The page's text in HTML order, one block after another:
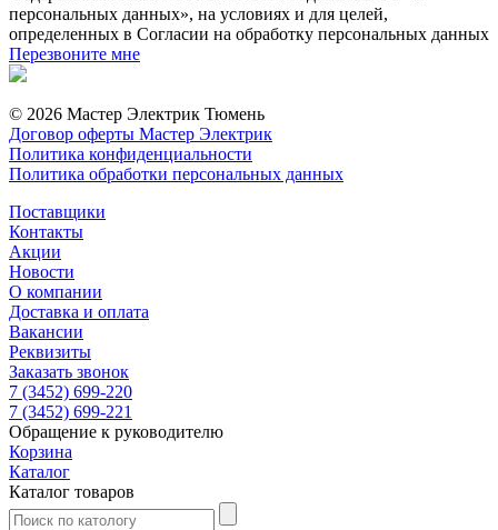
персональных данных», на условиях и для целей,
определенных в Согласии на обработку персональных данных
Перезвоните мне
© 2026 Мастер Электрик Тюмень
Договор оферты Мастер Электрик
Политика конфиденциальности
Политика обработки персональных данных
Поставщики
Контакты
Акции
Новости
О компании
Доставка и оплата
Вакансии
Реквизиты
Заказать звонок
7 (3452) 699-220
7 (3452) 699-221
Обращение к руководителю
Корзина
Каталог
Каталог товаров